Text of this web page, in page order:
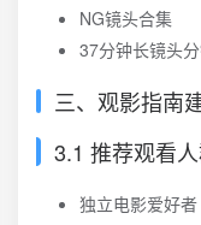
NG镜头合集
37分钟长镜头
三、观影指南
3.1 推荐观看
独立电影爱好者